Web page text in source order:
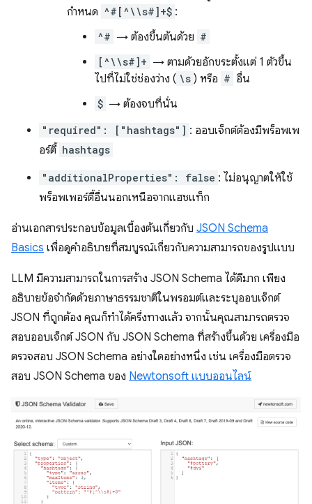
กำหนด ^#[^\\s#]+$ :
^# → ต้องขึ้นต้นด้วย #
[^\\s#]+ → ตามด้วยอักขระตั้งแต่ 1 ตัวขึ้น
ไปที่ไม่ใช่ช่องว่าง ( \s ) หรือ # อื่น
$ → ต้องจบที่นั่น
"required": ["hashtags"] : ออบเจ็กต์ต้องมีพร็อพเพ
อร์ตี้ hashtags
"additionalProperties": false : ไม่อนุญาตให้ใช้
พร็อพเพอร์ตี้อื่นนอกเหนือจากแฮชแท็ก
อ่านเอกสารประกอบข้อมูลเบื้องต้นเกี่ยวกับ JSON Schema
Basics เพื่อดูคำอธิบายที่สมบูรณ์เกี่ยวกับความสามารถของรูปแบบ
LLM มีความสามารถในการสร้าง JSON Schema ได้ดีมาก เพียง
อธิบายข้อจำกัดด้วยภาษาธรรมชาติในพรอมต์และระบุออบเจ็กต์
JSON ที่ถูกต้อง คุณก็ทำได้ครึ่งทางแล้ว จากนั้นคุณสามารถตรวจ
สอบออบเจ็กต์ JSON กับ JSON Schema ที่สร้างขึ้นด้วย เครื่องมือ
ตรวจสอบ JSON Schema อย่างใดอย่างหนึ่ง เช่น เครื่องมือตรวจ
สอบ JSON Schema ของ Newtonsoft แบบออนไลน์